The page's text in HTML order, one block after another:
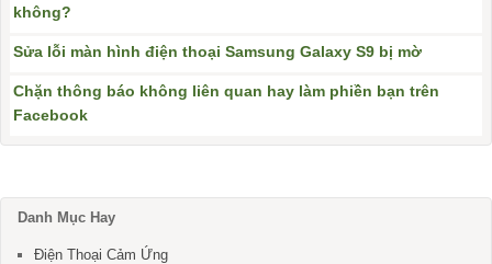
không?
Sửa lỗi màn hình điện thoại Samsung Galaxy S9 bị mờ
Chặn thông báo không liên quan hay làm phiền bạn trên
Facebook
Danh Mục Hay
Điện Thoại Cảm Ứng